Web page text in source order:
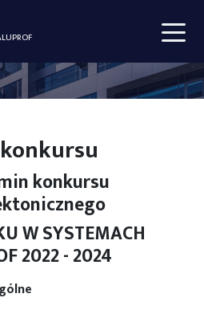
konkursu
W SYSTEMACH
2022 - 2024